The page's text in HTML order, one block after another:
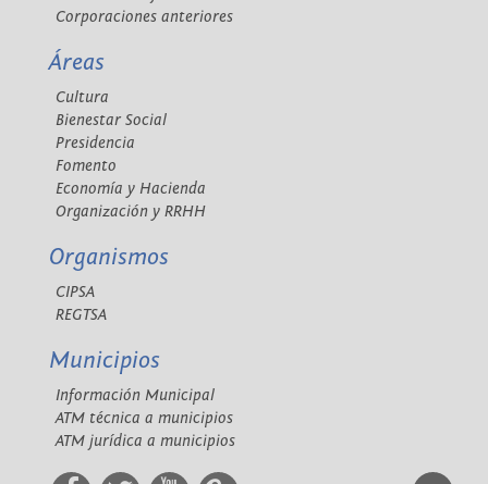
Corporaciones anteriores
Áreas
Cultura
Bienestar Social
Presidencia
Fomento
Economía y Hacienda
Organización y RRHH
Organismos
CIPSA
REGTSA
Municipios
Información Municipal
ATM técnica a municipios
ATM jurídica a municipios